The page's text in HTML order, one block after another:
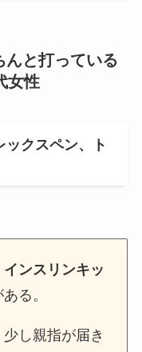
と打っている
女性
ックスペン、ト
インスリンキッ
る。
し親指が届き